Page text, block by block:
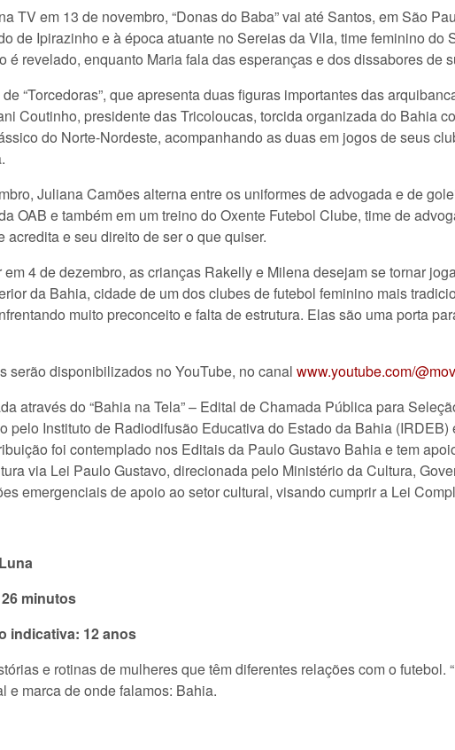
TV em 13 de novembro, “Donas do Baba” vai até Santos, em São
de Ipirazinho e à época atuante no Sereias da Vila, time feminino do
é revelado, enquanto Maria fala das esperanças e dos dissabores de
“Torcedoras”, que apresenta duas figuras importantes das
Coutinho, presidente das Tricoloucas, torcida organizada do Bahia
do Norte-Nordeste, acompanhando as duas em jogos de seus
Juliana Camões alterna entre os uniformes de advogada e de
OAB e também em um treino do Oxente Futebol Clube, time de
e seu direito de ser o que quiser.
em 4 de dezembro, as crianças Rakelly e Milena desejam se tornar
da Bahia, cidade de um dos clubes de futebol feminino mais
muito preconceito e falta de estrutura. Elas são uma porta
serão disponibilizados no YouTube, no canal www.youtube.com/
através do “Bahia na Tela” – Edital de Chamada Pública para
pelo Instituto de Radiodifusão Educativa do Estado da Bahia
foi contemplado nos Editais da Paulo Gustavo Bahia e tem
via Lei Paulo Gustavo, direcionada pelo Ministério da Cultura,
emergenciais de apoio ao setor cultural, visando cumprir a Lei
minutos
indicativa: 12 anos
e rotinas de mulheres que têm diferentes relações com o futebol.
e marca de onde falamos: Bahia.